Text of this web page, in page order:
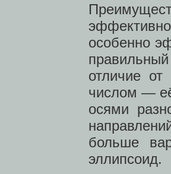
особенно
отличие
числом —
осями
больше
эллипсоид.